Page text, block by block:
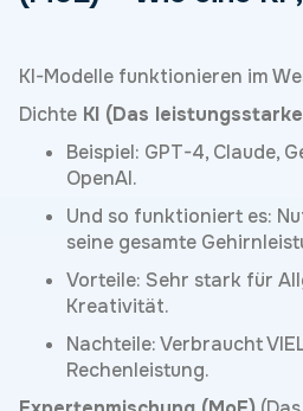
KI-Modelle funktionieren im
Dichte KI (Das
Beispiel: GPT-4, Claude,
OpenAI.
Und so funktioniert es:
seine gesamte
Vorteile: Sehr stark für
Kreativität.
Nachteile: Verbraucht
Rechenleistung.